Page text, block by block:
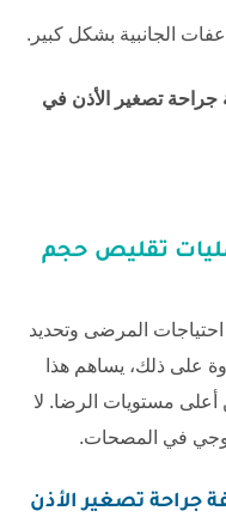
الجانبية بشكل كبير.
جراحة تصغير الأذن في
تقليص حجم
احتياجات المرضى وتحديد
على ذلك، يساهم هذا
مستويات الرضا. لا
في المصحات.
جراحة تصغير الأذن